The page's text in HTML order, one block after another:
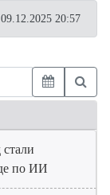
09.12.2025 20:57
по ИИ